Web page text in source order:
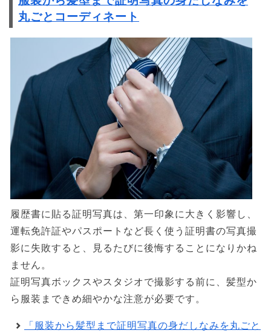
丸ごとコーディネート
履歴書に貼る証明写真は、第一印象に大きく影響し、
運転免許証やパスポートなど長く使う証明書の写真撮
影に失敗すると、見るたびに後悔することになりかね
ません。
証明写真ボックスやスタジオで撮影する前に、髪型か
ら服装まできめ細やかな注意が必要です。
「服装から髪型まで証明写真の身だしなみを丸ごと